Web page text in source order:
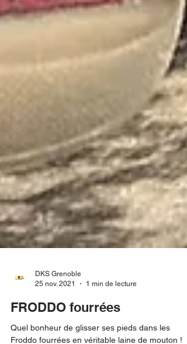
25 nov. 2021
1 min de lecture
FRODDO fourrées